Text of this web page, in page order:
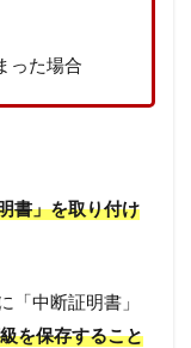
った場合
書」を取り付け
「中断証明書」
を保存すること